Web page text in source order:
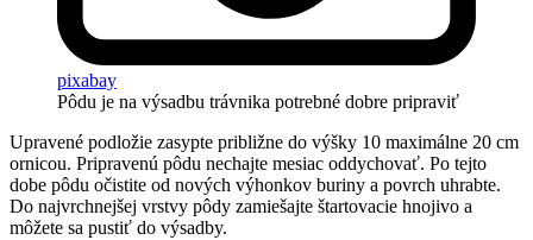
pixabay
Pôdu je na výsadbu trávnika potrebné dobre pripraviť
Upravené podložie zasypte približne do výšky 10 maximálne 20 cm
ornicou. Pripravenú pôdu nechajte mesiac oddychovať. Po tejto
dobe pôdu očistite od nových výhonkov buriny a povrch uhrabte.
Do najvrchnejšej vrstvy pôdy zamiešajte štartovacie hnojivo a
môžete sa pustiť do výsadby.